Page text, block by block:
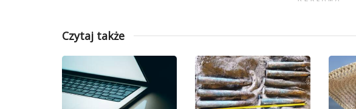
Czytaj także